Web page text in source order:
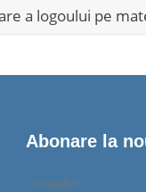
a logoului pe
Abonare la